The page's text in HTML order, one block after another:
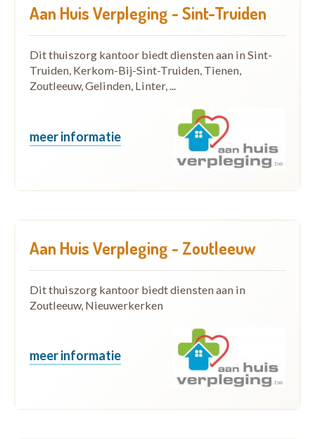
Aan Huis Verpleging - Sint-Truiden
Dit thuiszorg kantoor biedt diensten aan in Sint-
Truiden, Kerkom-Bij-Sint-Truiden, Tienen,
Zoutleeuw, Gelinden, Linter, ...
meer informatie
Aan Huis Verpleging - Zoutleeuw
Dit thuiszorg kantoor biedt diensten aan in
Zoutleeuw, Nieuwerkerken
meer informatie